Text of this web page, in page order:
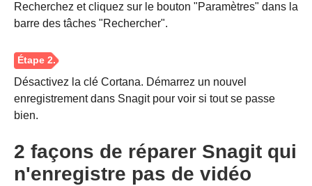
Recherchez et cliquez sur le bouton "Paramètres" dans la
barre des tâches "Rechercher".
Désactivez la clé Cortana. Démarrez un nouvel
enregistrement dans Snagit pour voir si tout se passe
bien.
2 façons de réparer Snagit qui
n'enregistre pas de vidéo